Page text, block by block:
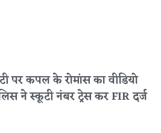
पर कपल के रोमांस का वीडियो
ने स्कूटी नंबर ट्रेस कर FIR दर्ज